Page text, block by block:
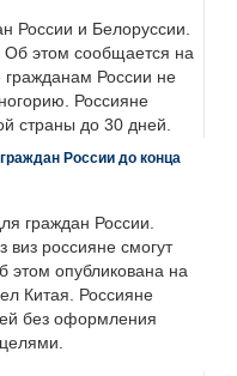
России и Белоруссии.
Об этом сообщается на
гражданам России не
Россияне
страны до 30 дней.
России до конца
граждан России.
виз россияне смогут
этом опубликована на
Китая. Россияне
без оформления